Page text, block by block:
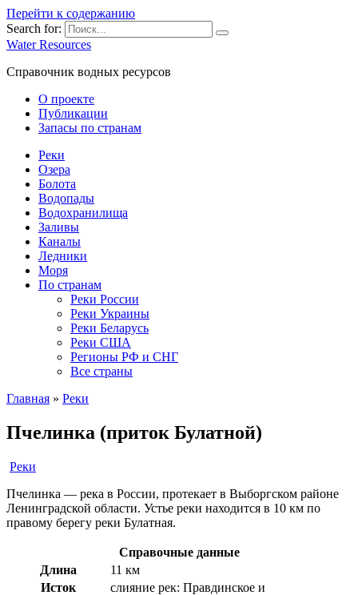
Перейти к содержанию
Search for:
Water Resources
Справочник водных ресурсов
О проекте
Публикации
Запасы по странам
Реки
Озера
Болота
Водопады
Водохранилища
Заливы
Каналы
Ледники
Моря
По странам
Реки России
Реки Украины
Реки Беларусь
Реки США
Регионы РФ и СНГ
Все страны
Главная » Реки
Пчелинка (приток Булатной)
Реки
Пчелинка — река в России, протекает в Выборгском районе
Ленинградской области. Устье реки находится в 10 км по
правому берегу реки Булатная.
Справочные данные
Длина
11 км
Исток
слияние рек: Правдинское и